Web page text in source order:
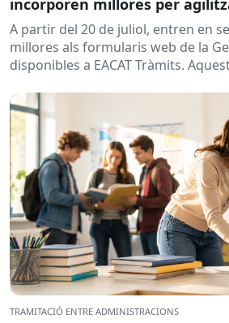
incorporen millores per
A partir del 20 de juliol, entren en
millores als formularis web de la
disponibles a EACAT Tràmits.
TRAMITACIÓ ENTRE ADMINISTRACIONS